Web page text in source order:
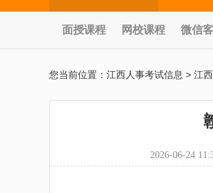
面授课程 网校课程 微信
您当前位置： 江西人事考试信息 > 江
2026-06-24